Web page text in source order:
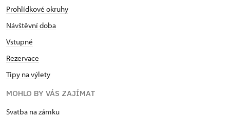
Prohlídkové okruhy
Návštěvní doba
Vstupné
Rezervace
Tipy na výlety
MOHLO BY VÁS ZAJÍMAT
Svatba na zámku